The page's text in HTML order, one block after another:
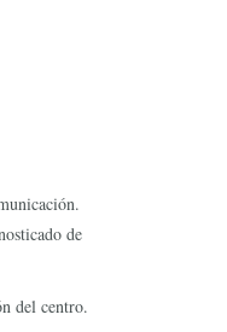
de
del centro.